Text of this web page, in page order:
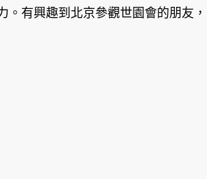
有興趣到北京參觀世園會的朋友，